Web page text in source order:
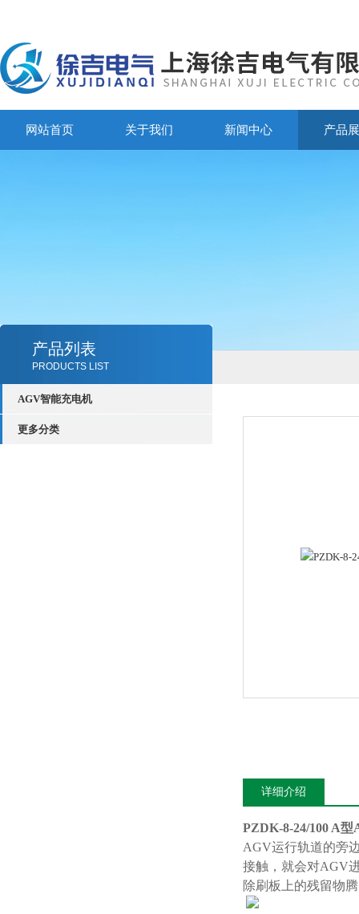
网站首页 关于我们 新闻中心 产品
产品列表
PRODUCTS LIST
AGV智能充电机
更多分类
详细介绍
PZDK-8-24/100 A
AGV运行轨道的旁
接触，就会对AGV
除刷板上的残留物